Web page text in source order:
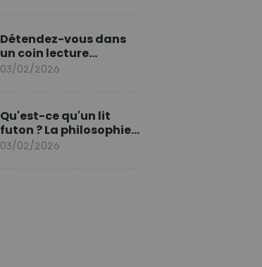
Détendez-vous dans
un coin lecture
printanier
03/02/2026
Qu'est-ce qu'un lit
futon ? La philosophie
du sommeil japonais
03/02/2026